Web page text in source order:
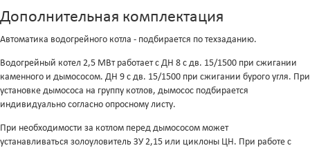
Дополнительная комплектация
Автоматика водогрейного котла - подбирается по техзаданию.
Водогрейный котел 2,5 МВт работает с ДН 8 с дв. 15/1500 при сжигании
каменного и дымососом. ДН 9 с дв. 15/1500 при сжигании бурого угля. При
установке дымососа на группу котлов, дымосос подбирается
индивидуально согласно опросному листу.
При необходимости за котлом перед дымососом может
устанавливаться золоуловитель ЗУ 2,15 или циклоны ЦН. При работе с